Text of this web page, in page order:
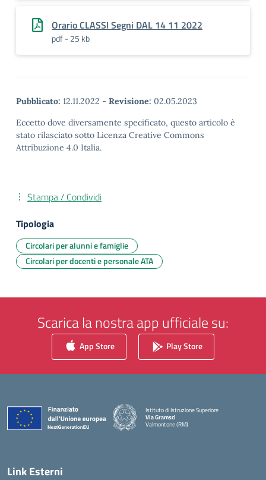
Orario CLASSI Segni DAL 14 11 2022
pdf - 25 kb
Pubblicato: 12.11.2022 - Revisione: 02.05.2023
Eccetto dove diversamente specificato, questo articolo è
stato rilasciato sotto Licenza Creative Commons
Attribuzione 4.0 Italia.
Stampa / Condividi
Tipologia
Circolari per alunni e famiglie
Circolari per docenti e personale ATA
Scarica la nostra app ufficiale su:
App Store Play Store
Istituto di Istruzione Superiore
Via Gramsci
Valmontone (RM)
Link Esterni